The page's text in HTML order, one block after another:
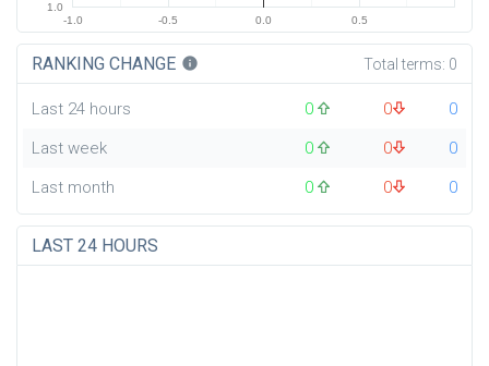
-1.0 -0.5 0.0 0.5
1.0
RANKING CHANGE info Total terms: 0
Last 24 hours 0 0
0
Last week
0 0
0
Last month
0 0 0
LAST 24 HOURS